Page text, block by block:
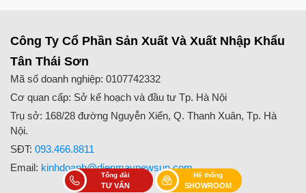
Công Ty Cổ Phần Sản Xuất Và Xuất Nhập Khẩu
Tân Thái Sơn
Mã số doanh nghiệp: 0107742332
Cơ quan cấp: Sở kế hoạch và đầu tư Tp. Hà Nội
Trụ sở: 168/28 đường Nguyễn Xiển, Q. Thanh Xuân, Tp. Hà
Nội.
SĐT: 093.466.8811
Email: kinhdoanh@dienmaynewsun.com
Tổng đài
TƯ VẤN
Hệ thống
SHOWROOM